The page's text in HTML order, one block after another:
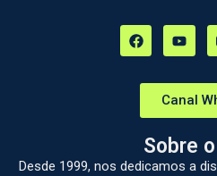
Canal
Sobre
Desde 1999, nos dedicamos a